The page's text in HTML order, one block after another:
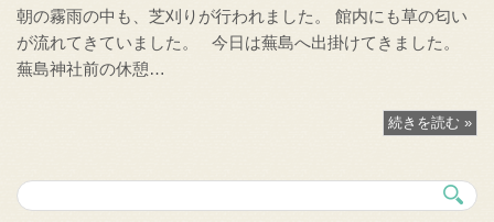
朝の霧雨の中も、芝刈りが行われました。 館内にも草の匂い
が流れてきていました。 今日は蕪島へ出掛けてきました。
蕪島神社前の休憩…
続きを読む »